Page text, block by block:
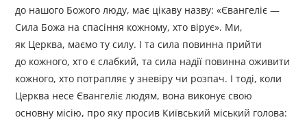
до нашого Божого люду, має цікаву назву: «Євангеліє —
Сила Божа на спасіння кожному, хто вірує». Ми,
як Церква, маємо ту силу. І та сила повинна прийти
до кожного, хто є слабкий, та сила надії повинна оживити
кожного, хто потрапляє у зневіру чи розпач. І тоді, коли
Церква несе Євангеліє людям, вона виконує свою
основну місію, про яку просив Київський міський голова: